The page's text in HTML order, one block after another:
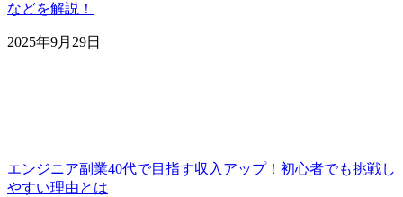
などを解説！
2025年9月29日
エンジニア副業40代で目指す収入アップ！初心者でも挑戦し
やすい理由とは